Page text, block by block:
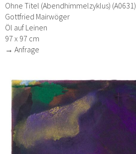
Ohne Titel (Abendhimmelzyklus) (A0631)
Gottfried Mairwöger
Öl auf Leinen
97 x 97 cm
→ Anfrage